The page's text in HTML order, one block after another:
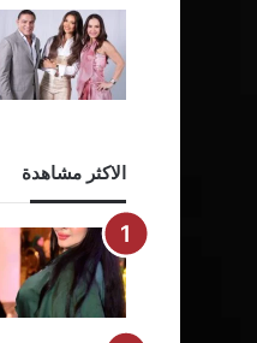
الاكثر مشاهدة